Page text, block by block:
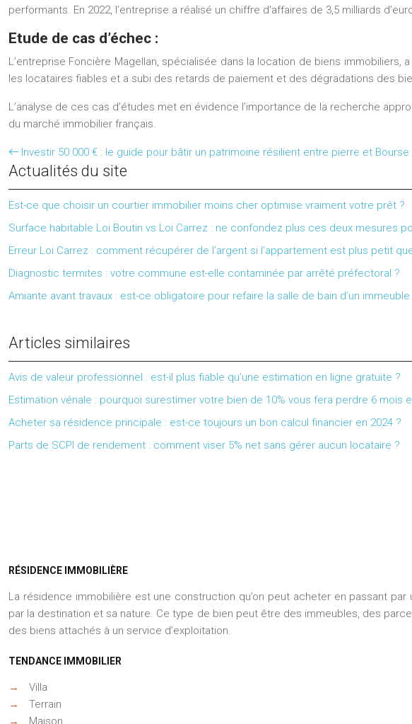
performants. En 2022, l’entreprise a réalisé un chiffre d’affaires de 3,5 milliards
Etude de cas d’échec :
L’entreprise Foncière Magellan, spécialisée dans la location de biens
les locataires fiables et a subi des retards de paiement et des dégradations des
L’analyse de ces cas d’études met en évidence l’importance de la recherche
du marché immobilier français.
Investir 50 000 € : le guide pour bâtir un patrimoine résilient entre pierre et Bourse
Actualités du site
Est-ce que choisir un courtier immobilier moins cher optimise vraiment votre prêt ?
Surface habitable Loi Boutin vs Loi Carrez : ne confondez plus ces deux mesures
Erreur Loi Carrez : comment récupérer de l’argent si l’appartement est plus petit
Diagnostic termites : votre commune est-elle contaminée par arrêté préfectoral ?
Amiante avant travaux : est-ce obligatoire pour refaire la salle de bain d’un immeuble
Articles similaires
Avis de valeur professionnel : est-il plus fiable qu’une estimation en ligne gratuite ?
Estimation vénale : pourquoi surestimer votre bien de 10% vous fera perdre 6 mois
Acheter sa résidence principale : est-ce toujours un bon calcul financier en 2024 ?
Parts de SCPI de rendement : comment viser 5% net sans gérer aucun locataire ?
RÉSIDENCE IMMOBILIÈRE
La résidence immobilière est une construction qu’on peut acheter en passant
par la destination et sa nature. Ce type de bien peut être des immeubles, des
des biens attachés à un service d’exploitation.
TENDANCE IMMOBILIER
→
Villa
→
Terrain
→
Maison